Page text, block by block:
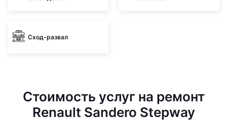
Сход-развал
Стоимость услуг на ремонт
Renault Sandero Stepway